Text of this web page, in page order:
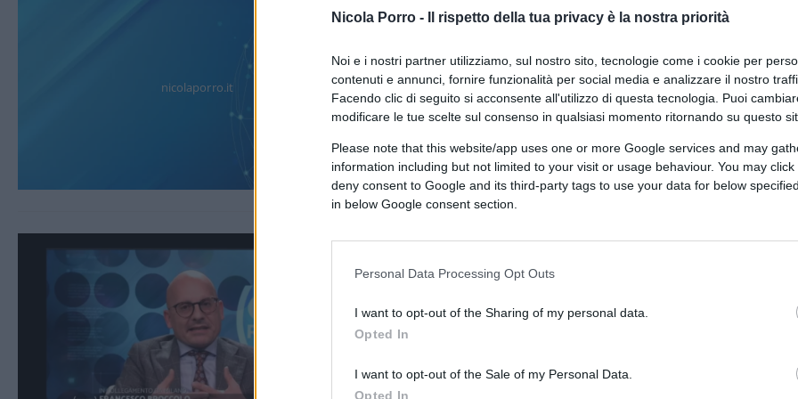
Nicola Porro - Il rispetto della tua privacy è la nostra priorità
Noi e i nostri partner utilizziamo, sul nostro sito, tecnologie come i cookie per
contenuti e annunci, fornire funzionalità per social media e analizzare il nostro
Facendo clic di seguito si acconsente all'utilizzo di questa tecnologia. Puoi
modificare le tue scelte sul consenso in qualsiasi momento ritornando su questo
Please note that this website/app uses one or more Google services and may
information including but not limited to your visit or usage behaviour. You may
deny consent to Google and its third-party tags to use your data for below
in below Google consent section.
Personal Data Processing Opt Outs
I want to opt-out of the Sharing of my personal data.
Opted In
I want to opt-out of the Sale of my Personal Data.
Opted In
nicolaporro.it
pubblicato una fake news
di Nicola Porro
18 Febbraio 2022, 17:20
17.3k
Il virologo rivela: “Omicron più
blanda anche con i non vaccinati”